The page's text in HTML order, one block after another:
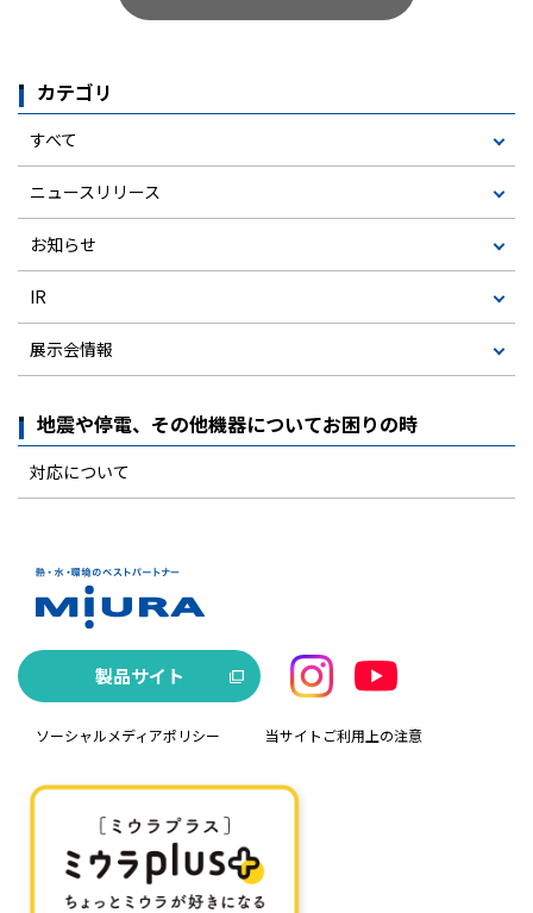
カテゴリ
すべて
ニュースリリース
お知らせ
IR
展示会情報
地震や停電、その他機器についてお困りの時
対応について
製品サイト
ソーシャルメディアポリシー 当サイトご利用上の注意